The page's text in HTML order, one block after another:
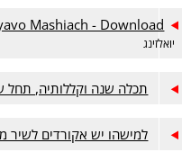
Mashiach - Download
יואלזינג
תכלה שנה וקללותיה, תחל
למישהו יש אקורדים לשיר